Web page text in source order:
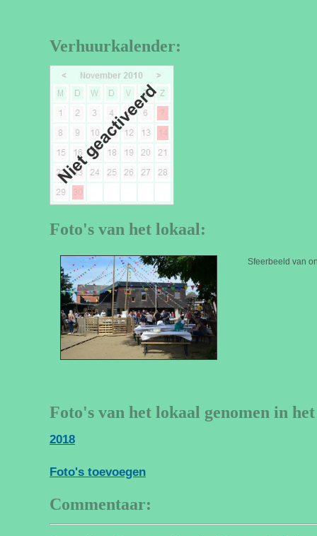
Verhuurkalender:
Foto's van het lokaal:
Sfeerbeeld van
Foto's van het lokaal genomen in
2018
Foto's toevoegen
Commentaar: